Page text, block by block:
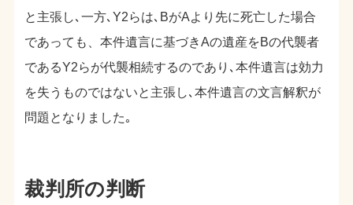
と主張し､一方､Y2らは､BがAより先に死亡した場合
であっても、本件遺言に基づきAの遺産をBの代襲者
であるY2らが代襲相続するのであり､本件遺言は効力
を失うものではないと主張し､本件遺言の文言解釈が
問題となりました｡
裁判所の判断